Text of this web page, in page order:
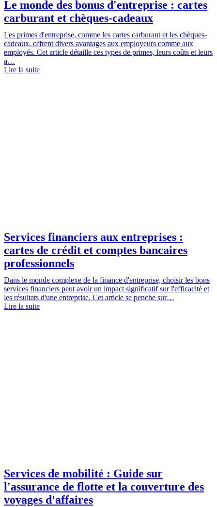
Le monde des bonus d'entreprise : cartes
carburant et chèques-cadeaux
Les primes d'entreprise, comme les cartes carburant et les chèques-
cadeaux, offrent divers avantages aux employeurs comme aux
employés. Cet article détaille ces types de primes, leurs coûts et leurs
a…
Lire la suite
Services financiers aux entreprises :
cartes de crédit et comptes bancaires
professionnels
Dans le monde complexe de la finance d'entreprise, choisir les bons
services financiers peut avoir un impact significatif sur l'efficacité et
les résultats d'une entreprise. Cet article se penche sur…
Lire la suite
Services de mobilité : Guide sur
l'assurance de flotte et la couverture des
voyages d'affaires